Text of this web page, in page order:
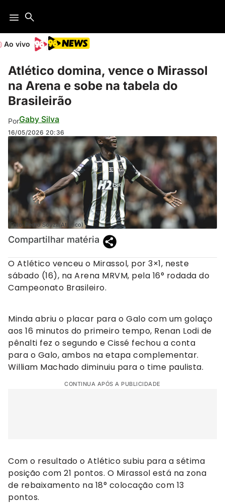
Ao vivo
Atlético domina, vence o Mirassol
na Arena e sobe na tabela do
Brasileirão
PorGaby Silva
16/05/2026 20:36
(Foto: Pedro Souza/Atlético)
Compartilhar matéria
O Atlético venceu o Mirassol, por 3×1, neste
sábado (16), na Arena MRVM, pela 16° rodada do
Campeonato Brasileiro.
Minda abriu o placar para o Galo com um golaço
aos 16 minutos do primeiro tempo, Renan Lodi de
pênalti fez o segundo e Cissé fechou a conta
para o Galo, ambos na etapa complementar.
William Machado diminuiu para o time paulista.
CONTINUA APÓS A PUBLICIDADE
Com o resultado o Atlético subiu para a sétima
posição com 21 pontos. O Mirassol está na zona
de rebaixamento na 18° colocação com 13
pontos.